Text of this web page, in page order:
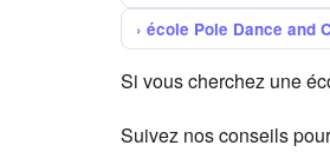
école Pole Dance and
Si vous cherchez une
Suivez nos conseils